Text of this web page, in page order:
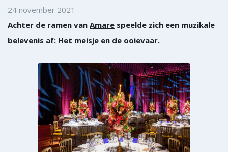
24 november 2021
Achter de ramen van Amare speelde zich een muzikale
belevenis af: Het meisje en de ooievaar.